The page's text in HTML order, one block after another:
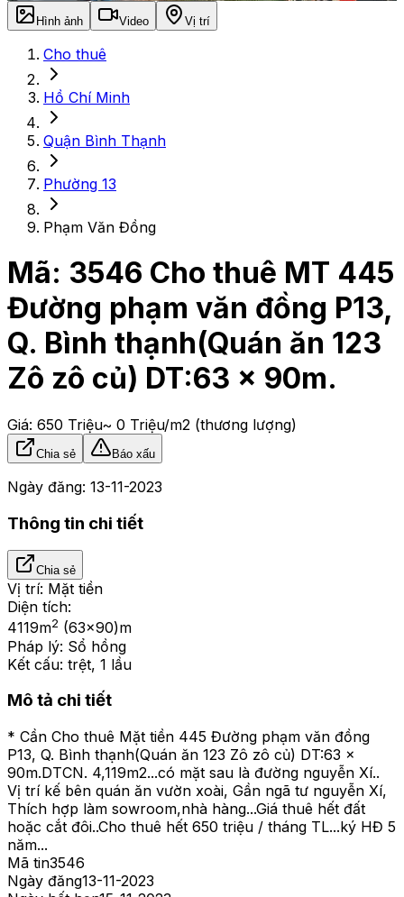
Hình ảnh Video Vị trí
Cho thuê
Hồ Chí Minh
Quận Bình Thạnh
Phường 13
Phạm Văn Đồng
Mã: 3546 Cho thuê MT 445
Đường phạm văn đồng P13,
Q. Bình thạnh(Quán ăn 123
Zô zô củ) DT:63 x 90m.
Giá: 650 Triệu~ 0 Triệu/m2 (thương lượng)
Chia sẻ Báo xấu
Ngày đăng: 13-11-2023
Thông tin chi tiết
Chia sẻ
Vị trí: Mặt tiền
Diện tích:
4119m2 (63x90)m
Pháp lý: Sổ hồng
Kết cấu: trệt, 1 lầu
Mô tả chi tiết
* Cần Cho thuê Mặt tiền 445 Đường phạm văn đồng
P13, Q. Bình thạnh(Quán ăn 123 Zô zô củ) DT:63 x
90m.DTCN. 4,119m2...có mặt sau là đường nguyễn Xí..
Vị trí kế bên quán ăn vườn xoài, Gần ngã tư nguyễn Xí,
Thích hợp làm sowroom,nhà hàng...Giá thuê hết đất
hoặc cắt đôi..Cho thuê hết 650 triệu / tháng TL...ký HĐ 5
năm...
Mã tin3546
Ngày đăng13-11-2023